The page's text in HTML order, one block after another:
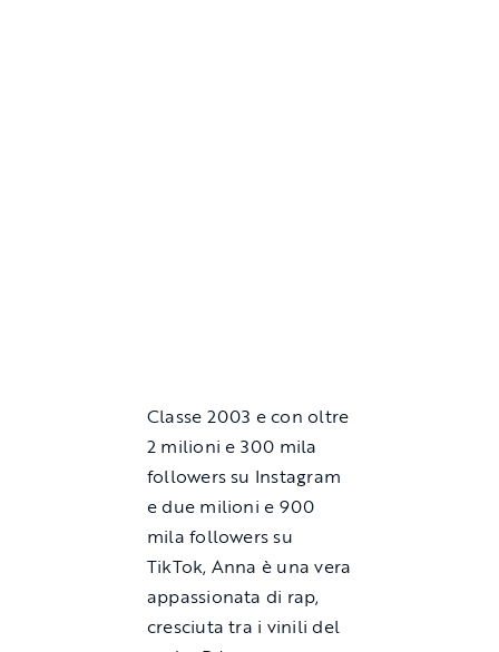
Classe 2003 e con oltre
2 milioni e 300 mila
followers su Instagram
e due milioni e 900
mila followers su
TikTok, Anna è una vera
appassionata di rap,
cresciuta tra i vinili del